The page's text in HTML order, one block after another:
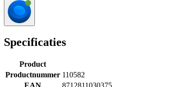
Specificaties
Product
Productnummer 110582
EAN
8712811030375